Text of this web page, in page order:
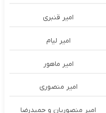
امیر قنبری
امیر لیام
امیر ماهور
امیر منصوری
امیر منصوریان و حمیدرضا